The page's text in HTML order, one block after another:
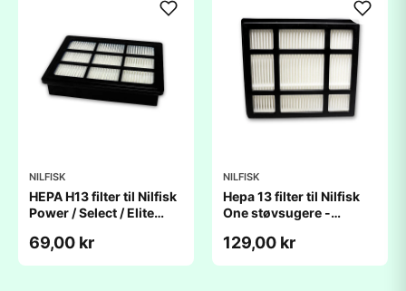
NILFISK
HEPA H13 filter til Nilfisk
Power / Select / Elite
69,00 kr
NILFISK
Hepa 13 filter til Nilfisk
One støvsugere -
129,00 kr